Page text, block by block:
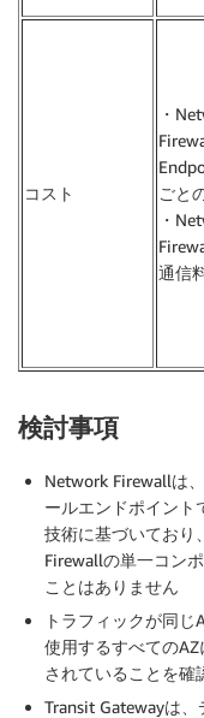
コスト
・
ごと
・
通信
検討事項
Network Firewallは
ールエンドポイント
技術に基づいており
Firewallの単一コン
ことはありません
トラフィックが同
使用するすべての
されていることを確
Transit Gatewayは